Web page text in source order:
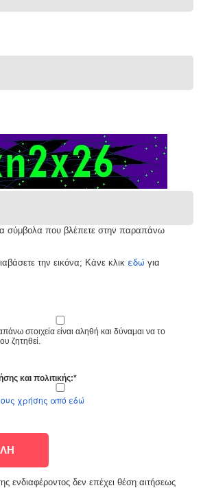
σύμβολα που βλέπετε στην παραπάνω
την εικόνα; Κάνε κλικ εδώ για
στοιχεία είναι αληθή και δύναμαι να το
ζητηθεί.
και πολιτικής:*
χρήσης από εδώ
ενδιαφέροντος δεν επέχει θέση αιτήσεως